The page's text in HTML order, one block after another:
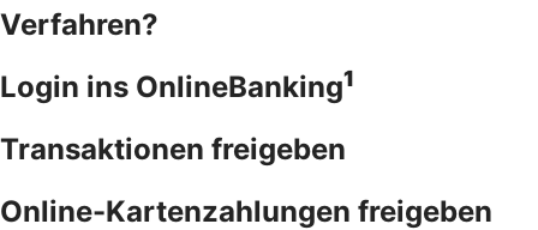
Verfahren?
Login ins OnlineBanking1
Transaktionen freigeben
Online-Kartenzahlungen freigeben